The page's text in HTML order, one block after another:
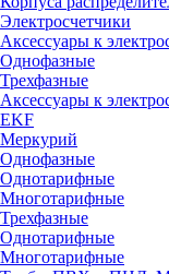
Электросчетчики
Аксессуары к
Однофазные
Трехфазные
Аксессуары к
EKF
Меркурий
Однофазные
Однотарифные
Многотарифные
Трехфазные
Однотарифные
Многотарифные